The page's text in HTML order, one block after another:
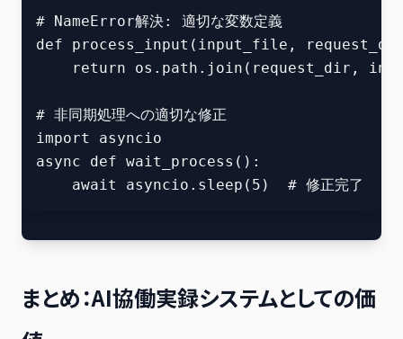
# NameError解決: 適切な変数定義
def process_input(input_file,
return os.path.join(request_dir,
# 非同期処理への適切な修正
import asyncio
async def wait_process():
まとめ：AI協働実録システムとしての価